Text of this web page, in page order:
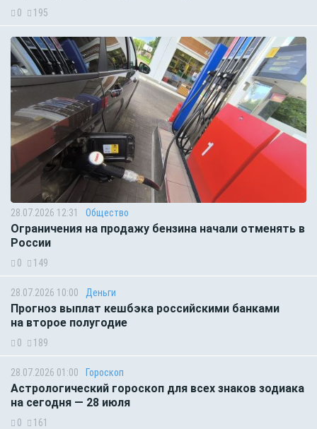
0 195
28.07.2026 12:31 Общество
Ограничения на продажу бензина начали отменять в
России
0 149
28.07.2026 10:00 Деньги
Прогноз выплат кешбэка российскими банками
на второе полугодие
0 189
28.07.2026 01:00 Гороскоп
Астрологический гороскоп для всех знаков зодиака
на сегодня — 28 июля
0 161